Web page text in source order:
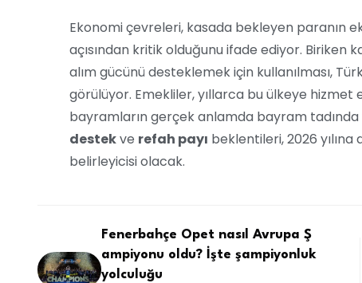
Ekonomi çevreleri, kasada bekleyen paranın
açısından kritik olduğunu ifade ediyor. Biriken
alım gücünü desteklemek için kullanılması,
görülüyor. Emekliler, yıllarca bu ülkeye hizmet
bayramların gerçek anlamda bayram
destekve refah payı beklentileri, 2026
belirleyicisi olacak.
Fenerbahçe Opet nasıl Avrupa Ş
ampiyonu oldu? İşte şampiyonluk
yolculuğu